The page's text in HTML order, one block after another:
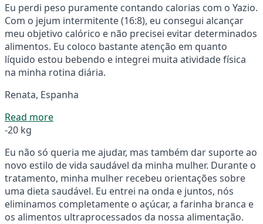
Eu perdi peso puramente contando calorias com o Yazio.
Com o jejum intermitente (16:8), eu consegui alcançar
meu objetivo calórico e não precisei evitar determinados
alimentos. Eu coloco bastante atenção em quanto
líquido estou bebendo e integrei muita atividade física
na minha rotina diária.
Renata, Espanha
Read more
-20 kg
Eu não só queria me ajudar, mas também dar suporte ao
novo estilo de vida saudável da minha mulher. Durante o
tratamento, minha mulher recebeu orientações sobre
uma dieta saudável. Eu entrei na onda e juntos, nós
eliminamos completamente o açúcar, a farinha branca e
os alimentos ultraprocessados da nossa alimentação.